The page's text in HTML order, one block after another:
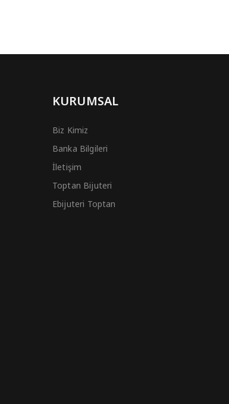
KURUMSAL
Biz Kimiz
Banka Bilgileri
İletişim
Toptan Bijuteri
Ebijuteri Toptan